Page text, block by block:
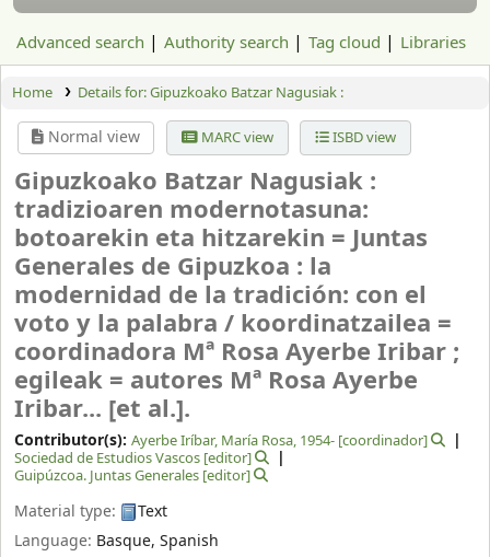
Advanced search Authority search Tag cloud Libraries
Home Details for:Gipuzkoako Batzar Nagusiak :
Normal view MARC view ISBD view
Gipuzkoako Batzar Nagusiak :
tradizioaren modernotasuna:
botoarekin eta hitzarekin = Juntas
Generales de Gipuzkoa : la
modernidad de la tradición: con el
voto y la palabra / koordinatzailea =
coordinadora Mª Rosa Ayerbe Iribar ;
egileak = autores Mª Rosa Ayerbe
Iribar... [et al.].
Contributor(s): Ayerbe Iríbar, María Rosa, 1954- [coordinador]
Sociedad de Estudios Vascos [editor]
Guipúzcoa‏. Juntas Generales [editor]
Material type:
Text
Language: Basque, Spanish